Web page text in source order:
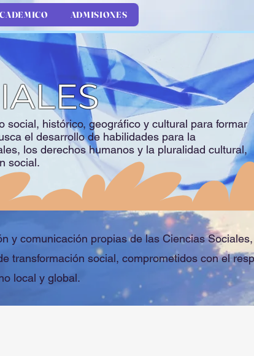
ADMISIONES
histórico, geográfico y cultural para formar
el desarrollo de habilidades para la
los derechos humanos y la pluralidad cultural,
social.
y comunicación propias de las Ciencias Sociales,
transformación social, comprometidos con el
local y global.